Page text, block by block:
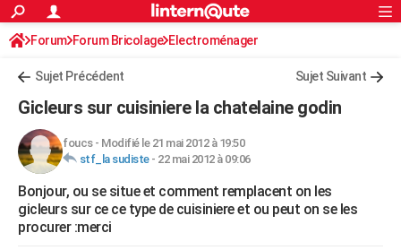
ACTUALITÉS
Politique
Société
Faits Divers
Education
Monde
Villes
+
FINANCE
Retraite
Impôts
Epargne
Immobilier
Risques naturels par ville
Banque
Assurance
Crédit
AUTO
Essais
Réserver un essai
Citadines
Berlines
SUV
Forum auto
+HIGH-TECH
Mobiles
Meilleur smartphone
Internet
Ordinateurs
Jeux vidéo
Guide high-tech
+
S'inscrire
Connexion
Forum Forum Bricolage Electroménager
Sujet Précédent Sujet Suivant
Gicleurs sur cuisiniere la chatelaine godin
foucs- Modifié le 21 mai 2012 à 19:50
stf_la sudiste- 22 mai 2012 à 09:06
Bonjour, ou se situe et comment remplacent on les
gicleurs sur ce ce type de cuisiniere et ou peut on se les
procurer :merci